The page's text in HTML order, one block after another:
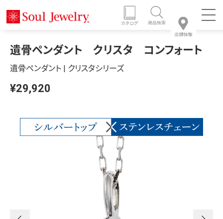
遺骨ペンダント クリスタ コンフォート
遺骨ペンダント | クリスタシリーズ
¥29,920